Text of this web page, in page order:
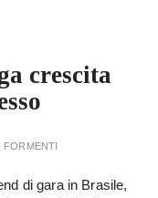
crescita
FORMENTI
di gara in Brasile,